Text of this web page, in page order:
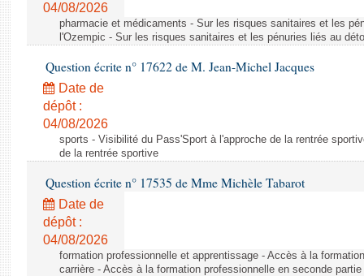
04/08/2026
pharmacie et médicaments - Sur les risques sanitaires et les
l'Ozempic - Sur les risques sanitaires et les pénuries liés au
Question écrite n° 17622 de M. Jean-Michel Jacques
Date de
dépôt :
04/08/2026
sports - Visibilité du Pass'Sport à l'approche de la rentrée
de la rentrée sportive
Question écrite n° 17535 de Mme Michèle Tabarot
Date de
dépôt :
04/08/2026
formation professionnelle et apprentissage - Accès à la
carrière - Accès à la formation professionnelle en seconde partie